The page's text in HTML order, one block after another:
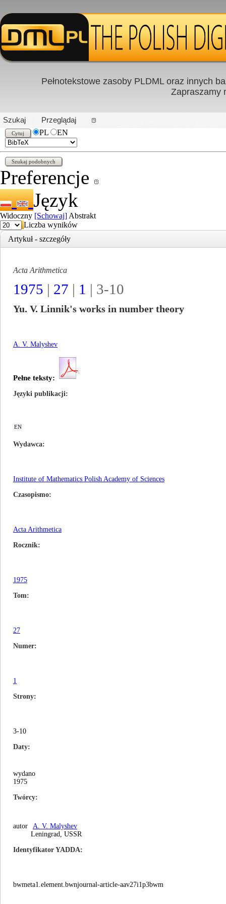
PL|EN
Pełnotekstowe zasoby PLDML oraz innych
Zapraszamy
Szukaj
Przeglądaj
PL
EN
Preferencje
Język
Widoczny [Schowaj] Abstrakt
Liczba wyników
Artykuł - szczegóły
Acta Arithmetica
1975 | 27 | 1 | 3-10
Yu. V. Linnik's works in number theory
A. V. Malyshev
Pełne teksty:
Języki publikacji
EN
Wydawca
Institute of Mathematics Polish Academy of Sciences
Czasopismo
Acta Arithmetica
Rocznik
1975
Tom
27
Numer
1
Strony
3-10
Daty
wydano
1975
Twórcy
autor
A. V. Malyshev
Leningrad, USSR
Identyfikator YADDA
bwmeta1.element.bwnjournal-article-aav27i1p3bwm